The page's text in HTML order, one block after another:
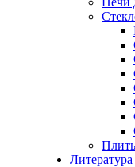
Литература